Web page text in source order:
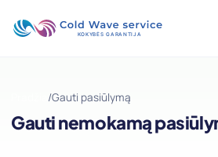
/Gauti pasiūlymą
Gauti nemokamą